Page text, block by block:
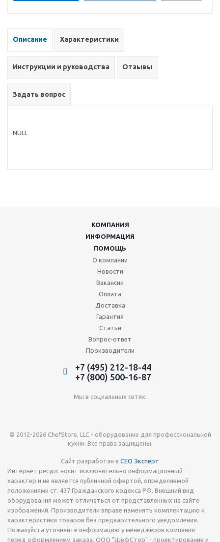
Описание Характеристики
Инструкции и руководства Отзывы
Задать вопрос
NULL
КОМПАНИЯ
ИНФОРМАЦИЯ
ПОМОЩЬ
О компании
Новости
Вакансии
Оплата
Доставка
Гарантия
Статьи
Вопрос-ответ
Производители
+7 (495) 212-18-44
+7 (800) 500-16-87
Мы в социальных сетях:
© 2012-2026 ChefStore, LLC - оборудование для профессиональной
кухни. Все права защищены.
Сайт разработан в СЕО Эксперт
Интернет ресурс носит исключительно информационный
характер и не является публичной офертой, определяемой
положениями ст. 437 Гражданского кодекса РФ. Внешний вид
оборудования может отличаться от представленных на сайте
изображений. Производители вправе изменять комплектацию и
характеристики товаров без предварительного уведомления.
Пожалуйста уточняйте информацию у менеджеров компании
перед оформлением заказа. ООО "ШефСтор" - проектирование и